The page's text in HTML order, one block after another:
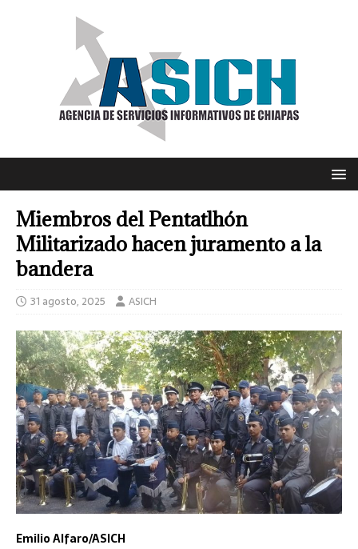
Miembros del Pentatlhón
Militarizado hacen juramento a la
bandera
31 agosto, 2025 ASICH
Emilio Alfaro/ASICH